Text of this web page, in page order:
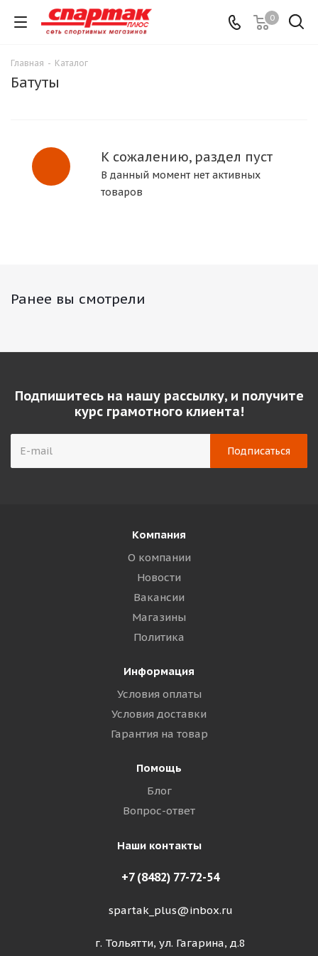
0
Главная - Каталог
Батуты
К сожалению, раздел пуст
В данный момент нет активных
товаров
Ранее вы смотрели
Подпишитесь на нашу рассылку, и получите
курс грамотного клиента!
Компания
О компании
Новости
Вакансии
Магазины
Политика
Информация
Условия оплаты
Условия доставки
Гарантия на товар
Помощь
Блог
Вопрос-ответ
Наши контакты
+7 (8482) 77-72-54
spartak_plus@inbox.ru
г. Тольятти, ул. Гагарина, д.8